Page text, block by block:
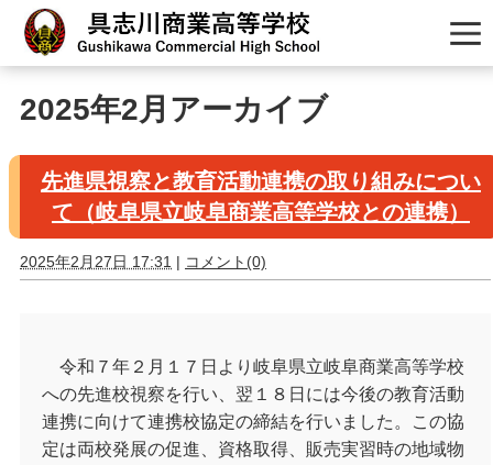
2025年2月アーカイブ
先進県視察と教育活動連携の取り組みについ
て（岐阜県立岐阜商業高等学校との連携）
2025年2月27日 17:31 | コメント(0)
令和７年２月１７日より岐阜県立岐阜商業高等学校
への先進校視察を行い、翌１８日には今後の教育活動
連携に向けて連携校協定の締結を行いました。この協
定は両校発展の促進、資格取得、販売実習時の地域物